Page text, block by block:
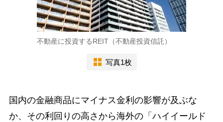
不動産に投資するREIT（不動産投資信託）
写真1枚
国内の金融商品にマイナス金利の影響が及ぶな
か、その利回りの高さから海外の「ハイイールド